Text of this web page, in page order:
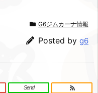
G6ジムカーナ情報
Posted by g6
Send